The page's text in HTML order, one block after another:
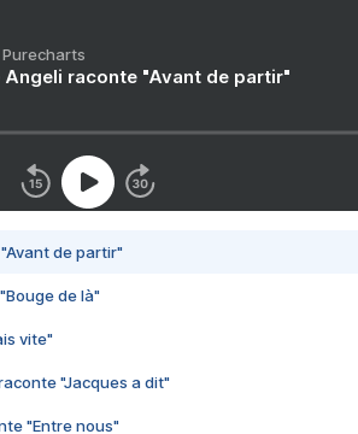
Purecharts
Angeli raconte "Avant de partir"
de partir"
de là"
vite"
"Jacques a dit"
"Entre nous"